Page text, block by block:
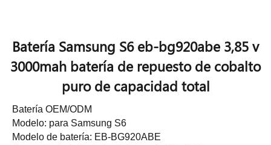
Batería Samsung S6 eb-bg920abe 3,85 v
3000mah batería de repuesto de cobalto
puro de capacidad total
Batería OEM/ODM
Modelo: para Samsung S6
Modelo de batería: EB-BG920ABE